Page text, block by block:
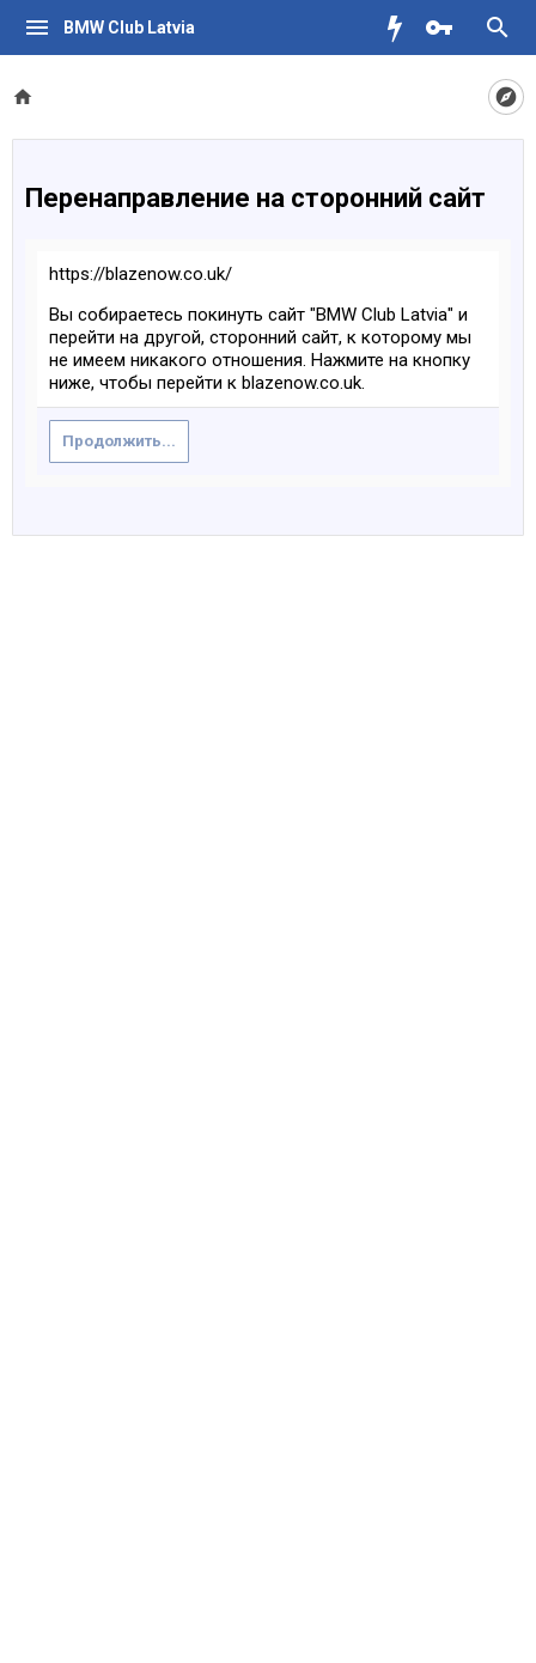
BMW Club Latvia
Перенаправление на сторонний сайт
https://blazenow.co.uk/
Вы собираетесь покинуть сайт "BMW Club Latvia" и
перейти на другой, сторонний сайт, к которому мы
не имеем никакого отношения. Нажмите на кнопку
ниже, чтобы перейти к blazenow.co.uk.
Продолжить...